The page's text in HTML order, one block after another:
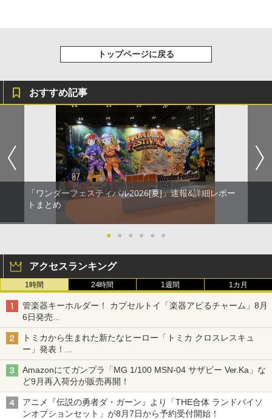
トップページに戻る
おすすめ記事
「ワンダーフェスティバル2026[夏]」速報&詳細レポー
トまとめ
● ● ● ● ● ●
アクセスランキング
1時間 24時間 1週間 1カ月
管楽器キーホルダー！ カプセルトイ「楽器アピるチャーム」8月
6日発売
チューバ、テナサクなど5種各3色
トミカから生まれた新たなヒーロー「トミカ クロスレスキュ
ー」発表！
詳細は後日公開予定
Amazonにてガンプラ「MG 1/100 MSN-04 サザビー Ver.Ka」な
ど9月再入荷分が販売再開！
アニメ『伝説の勇者ダ・ガーン』より「THE合体 ランドバイソ
ンオプションセット」が8月7日から予約受付開始！